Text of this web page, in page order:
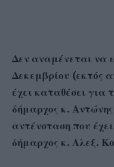
Δεν αναμένεται να
Δεκεμβρίου (εκτός
έχει καταθέσει για
δήμαρχος κ.
αντένσταση που
δήμαρχος κ. Αλεξ.